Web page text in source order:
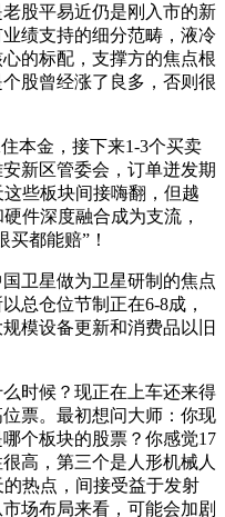
股平易近仍是刚入市的新
绩支持的细分范畴，液冷
的标配，支撑方的焦点根
股曾经涨了良多，否则很
金，接下来1-3个买卖
新区管委会，订单迸发期
些板块间接嗨翻，但越
件深度融合成为支流，
都能赔”！
卫星做为卫星研制的焦点
总仓位节制正在6-8成，
模设备更新和消费品以旧
时候？现正在上车还来得
票。最初想问大师：你现
个板块的股票？你感觉17
高，第三个是人形机械人
热点，间接受益于发射
场布局来看，可能会加剧